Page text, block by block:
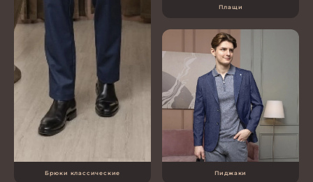
Плащи
Пиджаки
Брюки классические